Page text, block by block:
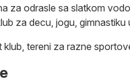
za odrasle sa slatkom
za decu, jogu,
klub, tereni za razne